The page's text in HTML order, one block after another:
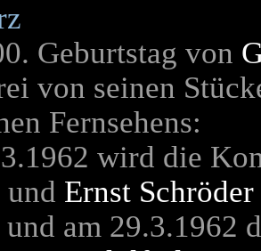
Geburtstag von
von seinen
Fernsehens:
wird die
und Ernst Schröder
und am 29.3.1962